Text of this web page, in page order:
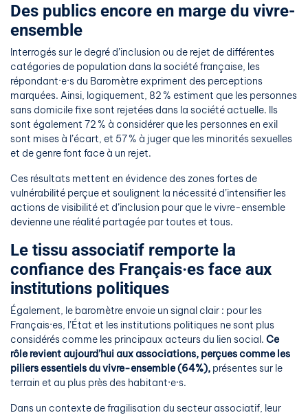
Des publics encore en marge du vivre-
ensemble
Interrogés sur le degré d’inclusion ou de rejet de différentes
catégories de population dans la société française, les
répondant·e·s du Baromètre expriment des perceptions
marquées. Ainsi, logiquement, 82 % estiment que les personnes
sans domicile fixe sont rejetées dans la société actuelle. Ils
sont également 72 % à considérer que les personnes en exil
sont mises à l’écart, et 57 % à juger que les minorités sexuelles
et de genre font face à un rejet.
Ces résultats mettent en évidence des zones fortes de
vulnérabilité perçue et soulignent la nécessité d’intensifier les
actions de visibilité et d’inclusion pour que le vivre-ensemble
devienne une réalité partagée par toutes et tous.
Le tissu associatif remporte la
confiance des Français·es face aux
institutions politiques
Également, le baromètre envoie un signal clair : pour les
Français·es, l’État et les institutions politiques ne sont plus
considérés comme les principaux acteurs du lien social. Ce
rôle revient aujourd’hui aux associations, perçues comme les
piliers essentiels du vivre-ensemble (64%), présentes sur le
terrain et au plus près des habitant·e·s.
Dans un contexte de fragilisation du secteur associatif, leur